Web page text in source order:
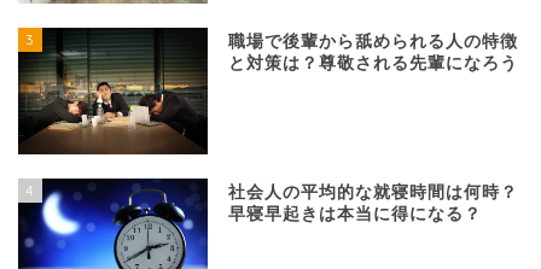
3
職場で後輩から舐められる人の特徴
と対策は？尊敬される先輩になろう
4
社会人の平均的な就寝時間は何時？
早寝早起きは本当に得になる？